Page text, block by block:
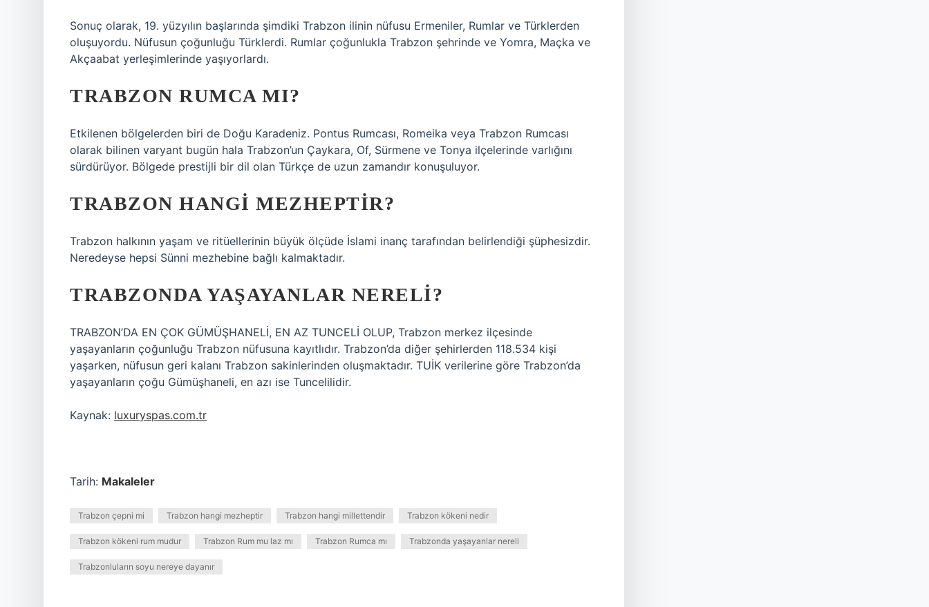
Sonuç olarak, 19. yüzyılın başlarında şimdiki Trabzon ilinin nüfusu Ermeniler, Rumlar ve Türklerden
oluşuyordu. Nüfusun çoğunluğu Türklerdi. Rumlar çoğunlukla Trabzon şehrinde ve Yomra, Maçka ve
Akçaabat yerleşimlerinde yaşıyorlardı.
TRABZON RUMCA MI?
Etkilenen bölgelerden biri de Doğu Karadeniz. Pontus Rumcası, Romeika veya Trabzon Rumcası
olarak bilinen varyant bugün hala Trabzon’un Çaykara, Of, Sürmene ve Tonya ilçelerinde varlığını
sürdürüyor. Bölgede prestijli bir dil olan Türkçe de uzun zamandır konuşuluyor.
TRABZON HANGI MEZHEPTIR?
Trabzon halkının yaşam ve ritüellerinin büyük ölçüde İslami inanç tarafından belirlendiği şüphesizdir.
Neredeyse hepsi Sünni mezhebine bağlı kalmaktadır.
TRABZONDA YAŞAYANLAR NERELI?
TRABZON’DA EN ÇOK GÜMÜŞHANELİ, EN AZ TUNCELİ OLUP, Trabzon merkez ilçesinde
yaşayanların çoğunluğu Trabzon nüfusuna kayıtlıdır. Trabzon’da diğer şehirlerden 118.534 kişi
yaşarken, nüfusun geri kalanı Trabzon sakinlerinden oluşmaktadır. TUİK verilerine göre Trabzon’da
yaşayanların çoğu Gümüşhaneli, en azı ise Tuncelilidir.
Kaynak: luxuryspas.com.tr
Tarih: Makaleler
Trabzon çepni mi Trabzon hangi mezheptir Trabzon hangi millettendir Trabzon kökeni nedir
Trabzon kökeni rum mudur Trabzon Rum mu laz mı Trabzon Rumca mı Trabzonda yaşayanlar nereli
Trabzonluların soyu nereye dayanır